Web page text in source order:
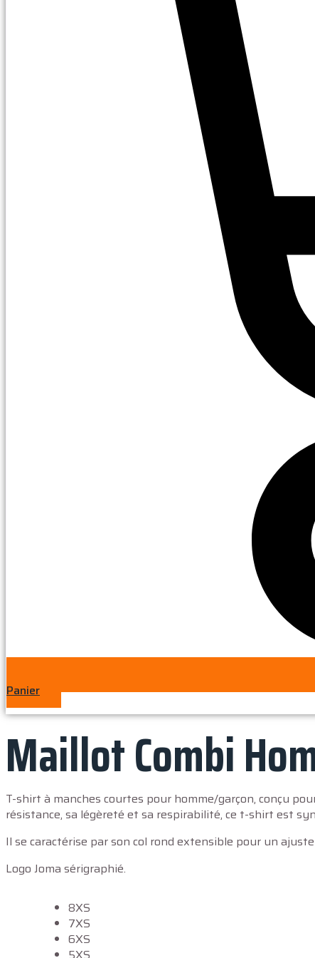
Panier
Maillot Combi
T-shirt à manches courtes pour homme/garçon, conçu
résistance, sa légèreté et sa respirabilité, ce t-shirt est
Il se caractérise par son col rond extensible pour un
Logo Joma sérigraphié.
8XS
7XS
6XS